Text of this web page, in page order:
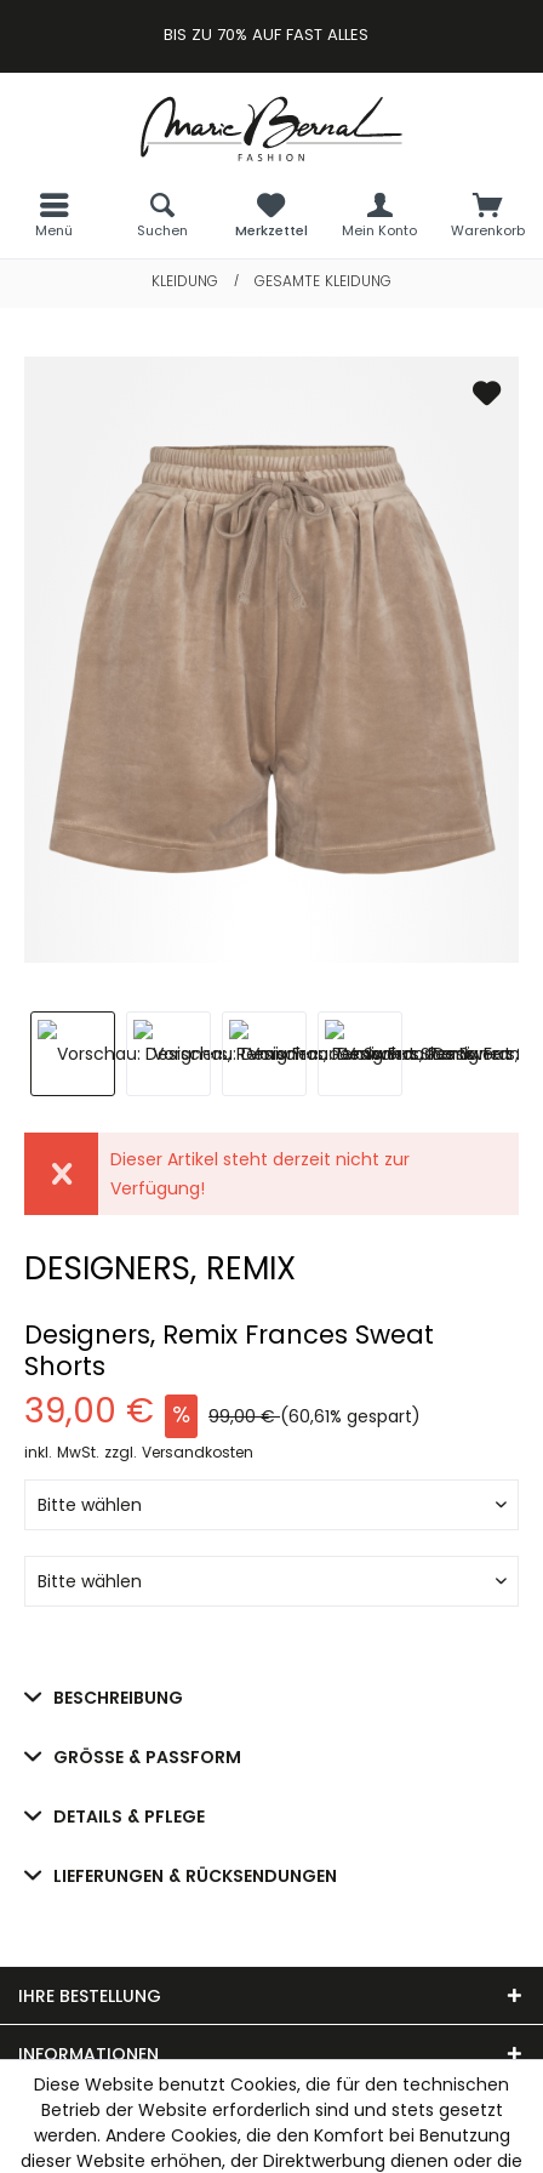
BIS ZU 70% AUF FAST ALLES
Menü Warenkorb
Merkzettel Mein Konto
Suchen
KLEIDUNG / GESAMTE KLEIDUNG
Dieser Artikel steht derzeit nicht zur
Verfügung!
DESIGNERS, REMIX
Designers, Remix Frances Sweat
Shorts
39,00 € 99,00 €(60,61% gespart)
inkl. MwSt. zzgl. Versandkosten
BESCHREIBUNG
GRÖSSE & PASSFORM
DETAILS & PFLEGE
LIEFERUNGEN & RÜCKSENDUNGEN
IHRE BESTELLUNG
INFORMATIONEN
UNSER MODEHAUS
Diese Website benutzt Cookies, die für den technischen
Betrieb der Website erforderlich sind und stets gesetzt
werden. Andere Cookies, die den Komfort bei Benutzung
dieser Website erhöhen, der Direktwerbung dienen oder die